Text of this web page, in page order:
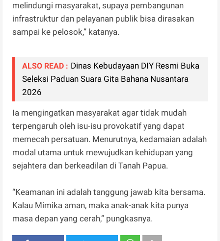
melindungi masyarakat, supaya pembangunan
infrastruktur dan pelayanan publik bisa dirasakan
sampai ke pelosok,” katanya.
ALSO READ : Dinas Kebudayaan DIY Resmi Buka
Seleksi Paduan Suara Gita Bahana Nusantara
2026
Ia mengingatkan masyarakat agar tidak mudah
terpengaruh oleh isu-isu provokatif yang dapat
memecah persatuan. Menurutnya, kedamaian adalah
modal utama untuk mewujudkan kehidupan yang
sejahtera dan berkeadilan di Tanah Papua.
“Keamanan ini adalah tanggung jawab kita bersama.
Kalau Mimika aman, maka anak-anak kita punya
masa depan yang cerah,” pungkasnya.